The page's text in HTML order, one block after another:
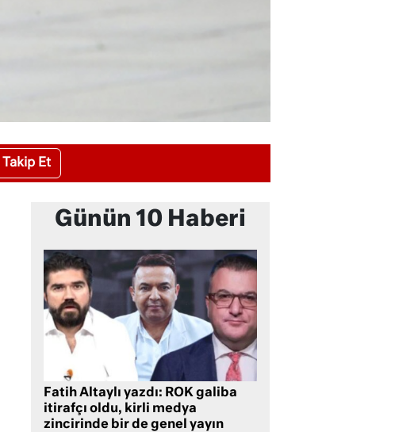
Takip Et
Günün 10 Haberi
Fatih Altaylı yazdı: ROK galiba
itirafçı oldu, kirli medya
zincirinde bir de genel yayın